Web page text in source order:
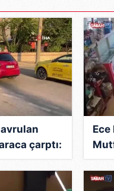
çarptı:
Ece